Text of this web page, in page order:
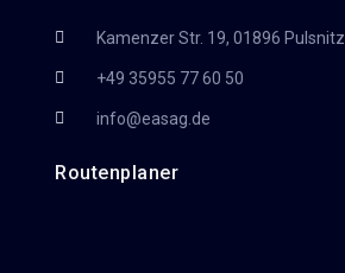
Kamenzer Str. 19, 01896 Pulsnitz
+49 35955 77 60 50
info@easag.de
Routenplaner